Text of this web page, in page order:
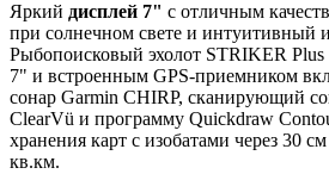
Яркий дисплей 7" с отличным
при солнечном свете и интуитивный
Рыбопоисковый эхолот STRIKER
7" и встроенным GPS-приемником
сонар Garmin CHIRP, сканирующий
ClearVü и программу Quickdraw
хранения карт с изобатами через 30
кв.км.